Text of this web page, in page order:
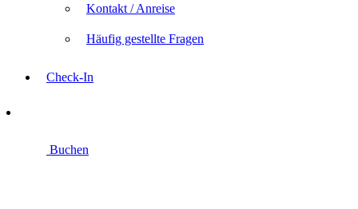
Kontakt / Anreise
Häufig gestellte Fragen
Check-In
Buchen